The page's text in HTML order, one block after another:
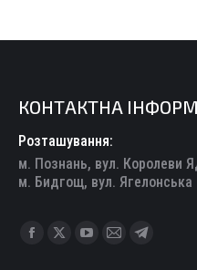
КОНТАКТНА
Розташування:
м. Познань, вул. Королеви
м. Бидгощ, вул. Ягелонська
Find us on:
Facebook
X
YouTube
Mail
Telegram